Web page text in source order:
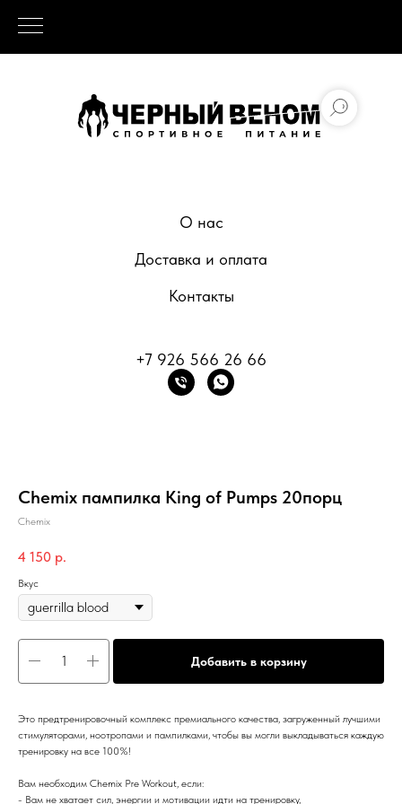
О нас
Доставка и оплата
Контакты
+7 926 566 26 66
Chemix пампилка King of Pumps 20порц
Chemix
4 150 р.
Вкус
Добавить в корзину
Это предтренировочный комплекс премиального качества, загруженный лучшими
стимуляторами, ноотропами и пампилками, чтобы вы могли выкладываться каждую
тренировку на все 100%!
Вам необходим Chemix Pre Workout, если:
- Вам не хватает сил, энергии и мотивации идти на тренировку,